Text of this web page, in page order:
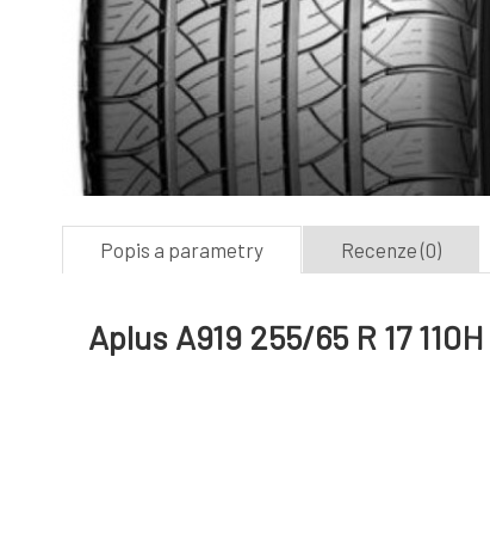
Popis a parametry Recenze (0)
Aplus A919 255/65 R 17 110H